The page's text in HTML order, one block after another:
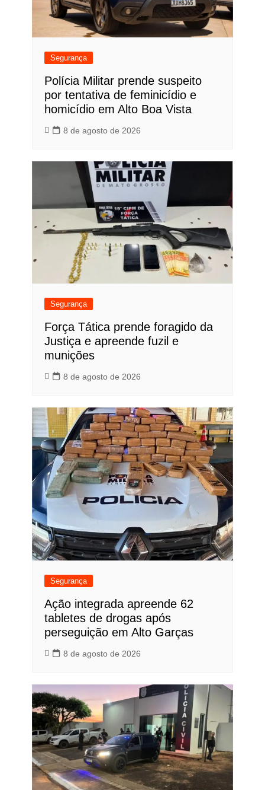
Segurança
Polícia Militar prende suspeito
por tentativa de feminicídio e
homicídio em Alto Boa Vista
8 de agosto de 2026
Segurança
Força Tática prende foragido da
Justiça e apreende fuzil e
munições
8 de agosto de 2026
Segurança
Ação integrada apreende 62
tabletes de drogas após
perseguição em Alto Garças
8 de agosto de 2026